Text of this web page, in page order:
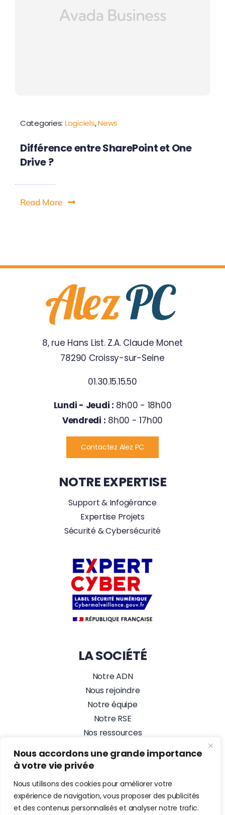
Nous accordons une grande importance
à votre vie privée
Nous utilisons des cookies pour améliorer votre
expérience de navigation, vous proposer des publicités
et des contenus personnalisés et analyser notre trafic.
Categories: Logiciels,News
Différence entre SharePoint et One
Drive ?
Read More
8, rue Hans List. Z.A. Claude Monet
78290 Croissy-sur-Seine
01.30.15.15.50
Lundi - Jeudi : 8h00 - 18h00
Vendredi : 8h00 - 17h00
Contactez Alez PC
NOTRE EXPERTISE
Support & Infogérance
Expertise Projets
Sécurité & Cybersécurité
LA SOCIÉTÉ
Notre ADN
Nous rejoindre
Notre équipe
Notre RSE
Nos ressources
Alez PC, Agence Web
NOUS SUIVRE